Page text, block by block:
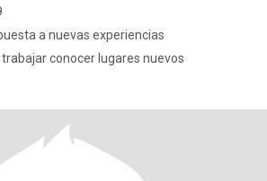
a nuevas experiencias
conocer lugares nuevos